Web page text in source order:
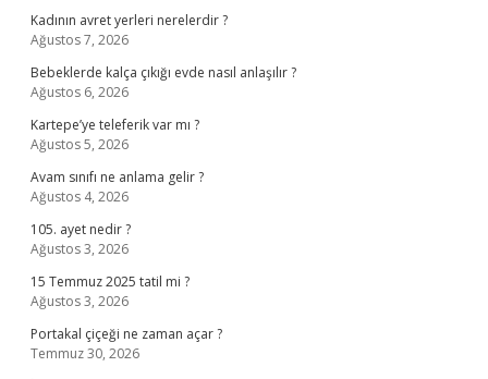
Kadının avret yerleri nerelerdir ?
Ağustos 7, 2026
Bebeklerde kalça çıkığı evde nasıl anlaşılır ?
Ağustos 6, 2026
Kartepe’ye teleferik var mı ?
Ağustos 5, 2026
Avam sınıfı ne anlama gelir ?
Ağustos 4, 2026
105. ayet nedir ?
Ağustos 3, 2026
15 Temmuz 2025 tatil mi ?
Ağustos 3, 2026
Portakal çiçeği ne zaman açar ?
Temmuz 30, 2026